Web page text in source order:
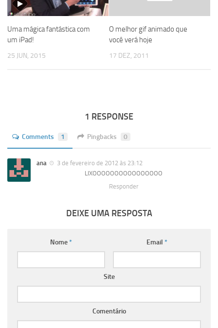
Uma mágica fantástica com
um iPad!
25 JUN, 2015
O melhor gif animado que
você verá hoje
17 DEZ, 2011
1 RESPONSE
Comments 1 Pingbacks 0
ana
3 de fevereiro de 2012 às 23:12
LIXOOOOOOOOOOOOOOOO
Responder
DEIXE UMA RESPOSTA
Nome* Email *
Site
Comentário